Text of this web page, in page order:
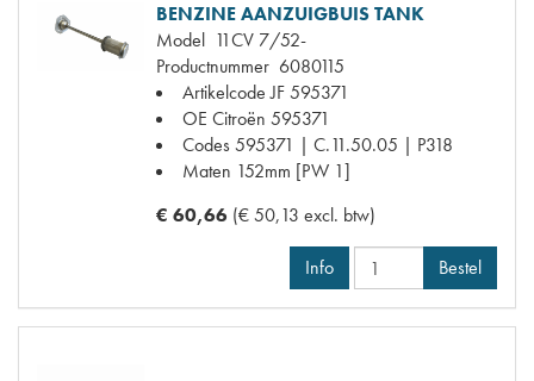
BENZINE AANZUIGBUIS TANK
Model 11CV 7/52-
Productnummer 6080115
Artikelcode JF595371
OE Citroën 595371
Codes595371 | C.11.50.05 | P318
Maten 152mm [PW 1]
€ 60,66 (€ 50,13 excl. btw)
Info Bestel